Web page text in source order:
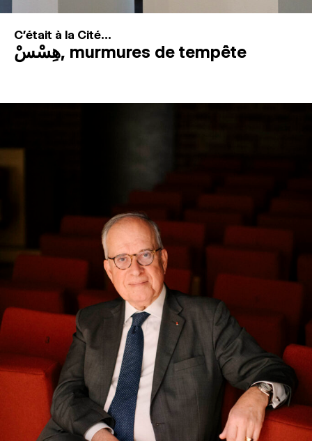
C'était à la Cité...
هِسْسْ, murmures de tempête